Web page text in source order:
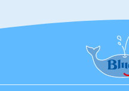
Startseite